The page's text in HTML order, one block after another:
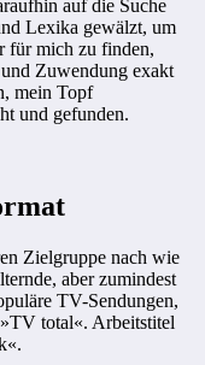
auf die Suche
Lexika gewälzt, um
für mich zu finden,
Zuwendung exakt
mein Topf
und gefunden.
Zielgruppe nach wie
aber zumindest
TV-Sendungen,
total«. Arbeitstitel